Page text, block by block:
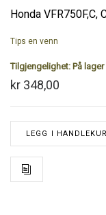
Honda VFR750F,C,
Tips en venn
Tilgjengelighet: På lager
kr 348,00
LEGG I